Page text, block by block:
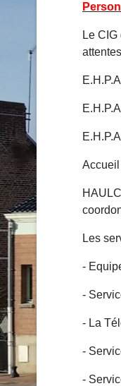
Le
Accueil
Les
-
-
- La
-
-